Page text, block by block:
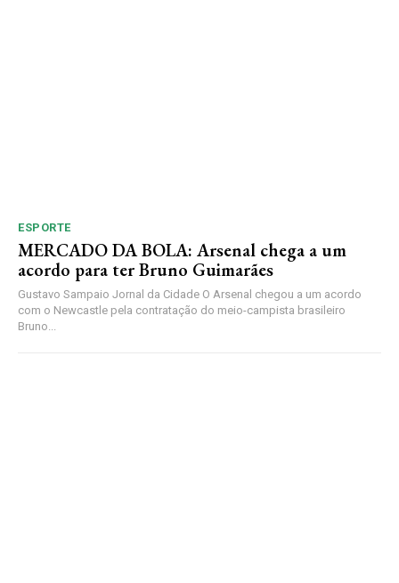
ESPORTE
MERCADO DA BOLA: Arsenal chega a um
acordo para ter Bruno Guimarães
Gustavo Sampaio Jornal da Cidade O Arsenal chegou a um acordo
com o Newcastle pela contratação do meio-campista brasileiro
Bruno...